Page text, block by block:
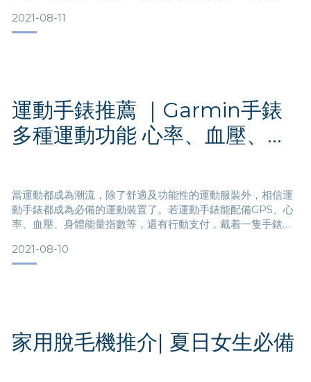
相機來拍照！
數碼相機的感光元件也稱為「影像感應器」，主要分為CCD 和
CMOS 兩種，而當你仔細查看相機的規格時，不難發現「全片
幅」、APS-C、M43、1吋 CMOS等等，其實都是在表示感光
2021-08-11
運動手錶推薦 ｜Garmin手錶
多種運動功能 心率、血壓、身
當運動都成為潮流，除了舒適及功能性的運動服裝外，相信運
動手錶都成為必備的運動裝置了。若運動手錶能配備GPS、心
率、血壓、身體能量指數等，還有行動支付，戴着一隻手錶便
健康狀態、睡眠質量、運動數據，並提供「個性化」提醒及建
議，讓「智能」變得人性化。該系列的運動手錶內置跑步、三
2021-08-10
家用脫毛機推介| 夏日女生必備